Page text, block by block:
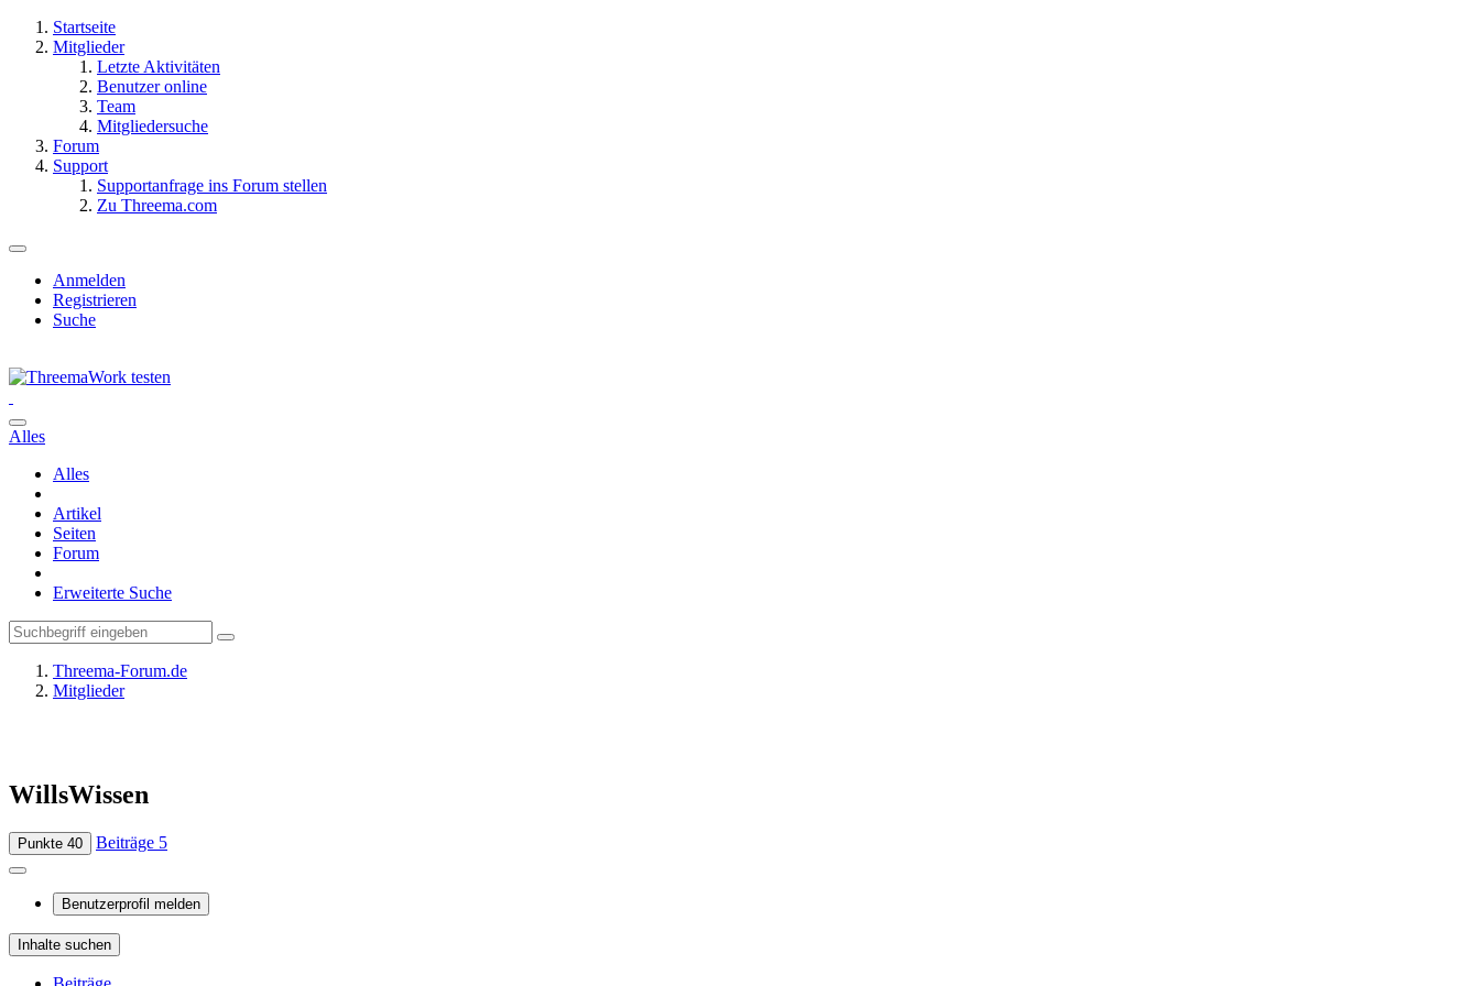
Startseite
Mitglieder
Letzte Aktivitäten
Benutzer online
Team
Mitgliedersuche
Forum
Support
Supportanfrage ins Forum stellen
Zu Threema.com
Anmelden
Registrieren
Suche
Alles
Alles
Artikel
Seiten
Forum
Erweiterte Suche
Threema-Forum.de
Mitglieder
WillsWissen
Punkte 40 Beiträge 5
Benutzerprofil melden
Inhalte suchen